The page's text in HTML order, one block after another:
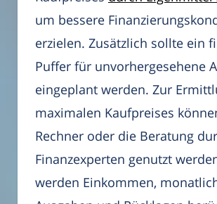
um bessere
erzielen. Zusätzlich sollte ein
Puffer für unvorhergesehene
eingeplant werden. Zur
maximalen Kaufpreises
Rechner oder die Beratung
Finanzexperten genutzt
werden Einkommen,